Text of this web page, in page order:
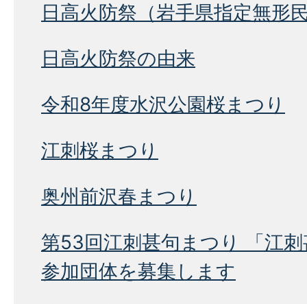
日高火防祭（岩手県指定無形
日高火防祭の由来
令和8年度水沢公園桜まつり
江刺桜まつり
奥州前沢春まつり
第53回江刺甚句まつり 「江
参加団体を募集します